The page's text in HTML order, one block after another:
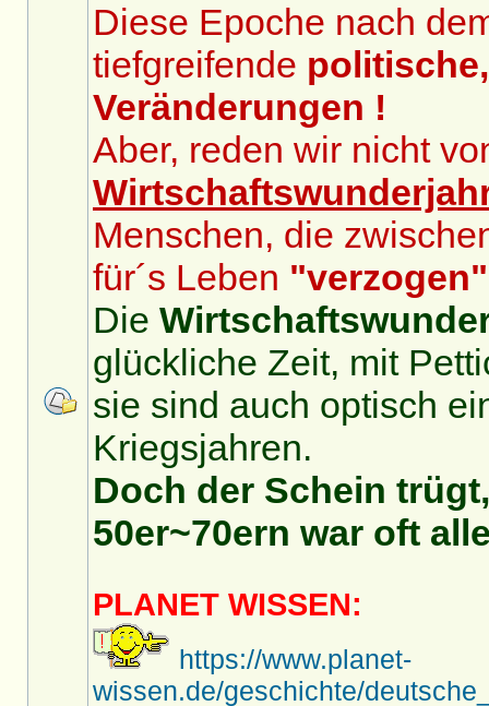
Diese Epoche nach
tiefgreifende
Veränderungen !
Aber, reden wir nicht
Menschen, die
für´s Leben "verzogen"
Die
glückliche Zeit, mit
sie sind auch optisch
Kriegsjahren.
Doch der Schein
50er~70ern war oft
PLANET WISSEN:
https://www.planet-
wissen.de/geschichte/